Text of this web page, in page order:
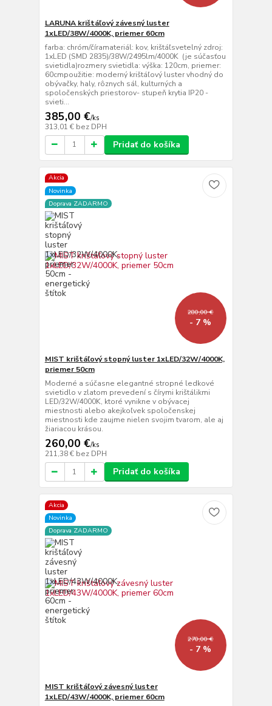
LARUNA krištáľový závesný luster
1xLED/38W/4000K, priemer 60cm
farba: chróm/číramateriál: kov, krištáľsvetelný zdroj:
1xLED (SMD 2835)/38W/2495lm/4000K (je súčasťou
svietidla)rozmery svietidla: výška: 120cm, priemer:
60cmpoužitie: moderný krištáľový luster vhodný do
obývačky, haly, rôznych sál, kulturných a
spoločenských priestorov- stupeň krytia IP20 -
svieti...
385,00 €/ks
313,01 € bez DPH
Pridať do košíka
Akcia
Novinka
Doprava ZADARMO
280,00 €
- 7 %
MIST krištáľový stopný luster 1xLED/32W/4000K,
priemer 50cm
Moderné a súčasne elegantné stropné ledkové
svietidlo v zlatom prevedení s čírymi krištálikmi
LED/32W/4000K, ktoré vynikne v obývacej
miestnosti alebo akejkoľvek spoločenskej
miestnosti kde zaujme nielen svojim tvarom, ale aj
žiariacou krásou.
260,00 €/ks
211,38 € bez DPH
Pridať do košíka
Akcia
Novinka
Doprava ZADARMO
270,00 €
- 7 %
MIST krištáľový závesný luster
1xLED/43W/4000K, priemer 60cm